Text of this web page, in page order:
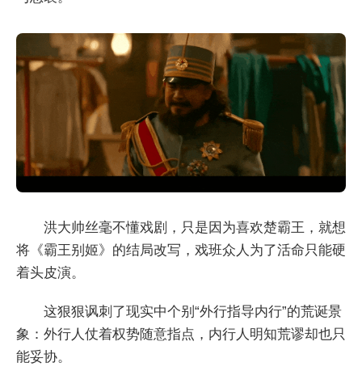
洪大帅丝毫不懂戏剧，只是因为喜欢楚霸王，就想
将《霸王别姬》的结局改写，戏班众人为了活命只能硬
着头皮演。
这狠狠讽刺了现实中个别“外行指导内行”的荒诞景
象：外行人仗着权势随意指点，内行人明知荒谬却也只
能妥协。